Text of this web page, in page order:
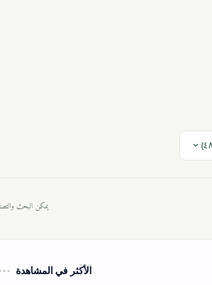
يمكن البحث
الأكثر في المشاهدة